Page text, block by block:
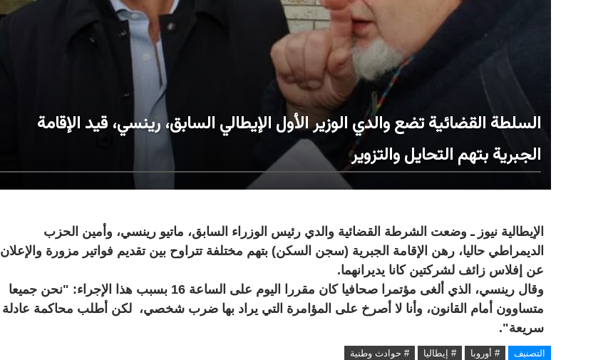
السلطة القضائية تضع والدي الوزير الأول الإيطالي السابق، رينسي، قيد الإقامة
الجبرية بتهم التحايل والتزوير
الإيطالية نيوز ـ وضعت الشرطة القضائية والدي رئيس الوزراء السابق، ماتيو رينسي، وأمين الحزب
الديمراطي حاليا، رهن الإقامة الجبرية (سجن السكن) بتهم مختلفة تتراوح بين تقديم فواتير مزورة والإعلان
عن إفلاس زائف لشركتين كانا يديرانهما.
وقال رينسي، الذي ألغى مؤتمرا صحافيا كان مقررا اليوم على الساعة 16 بسبب هذا الإجراء: "نحن جميعا
متساوون أمام القانون، وأنا لا أصرخ على المؤامرة التي يراد بها ضرب شخصي، لكن أطلب محاكمة عادلة
سريعة".
التصنيف # أوروبا # إيطاليا # حوادث وطنية